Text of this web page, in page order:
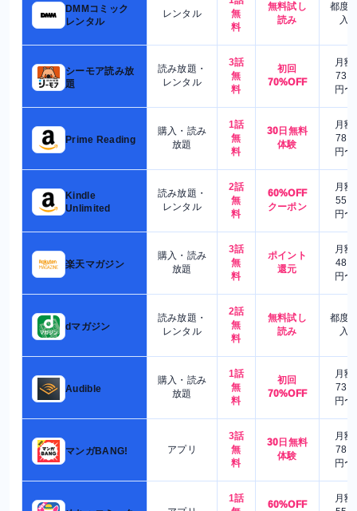
DMMコミック
レンタル
レンタル
無
料
無料試し
読み
都度
入
シーモア読み放
題
読み放題・
レンタル
3話
無
料
初回
70%OFF
月額
730
円〜
Prime Reading
購入・読み
放題
1話
無
料
30日無料
体験
月額
780
円〜
Kindle
Unlimited
読み放題・
レンタル
2話
無
料
60%OFF
クーポン
月額
550
円〜
楽天マガジン
購入・読み
放題
3話
無
料
ポイント
還元
月額
480
円〜
dマガジン
読み放題・
レンタル
2話
無
料
無料試し
読み
都度
入
Audible
購入・読み
放題
1話
無
料
初回
70%OFF
月額
730
円〜
マンガBANG! アプリ
3話
無
料
30日無料
体験
月額
780
円〜
1話
60%OFF
月額